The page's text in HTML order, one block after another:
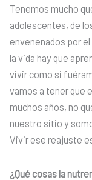
Tenemos mucho
adolescentes, de
envenenados por
la vida hay que
vivir como si
vamos a tener que
muchos años, no
nuestro sitio y
Vivir ese reajuste
¿Qué cosas la